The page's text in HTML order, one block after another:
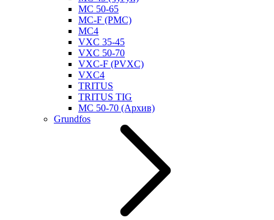
MC 50-65
MC-F (PMC)
MC4
VXC 35-45
VXC 50-70
VXC-F (PVXC)
VXC4
TRITUS
TRITUS TIG
MC 50-70 (Архив)
Grundfos